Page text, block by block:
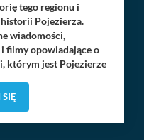
tego regionu i
Pojezierza.
wiadomości,
filmy opowiadające o
którym jest Pojezierze
dla Ciebie na
czy wręcz